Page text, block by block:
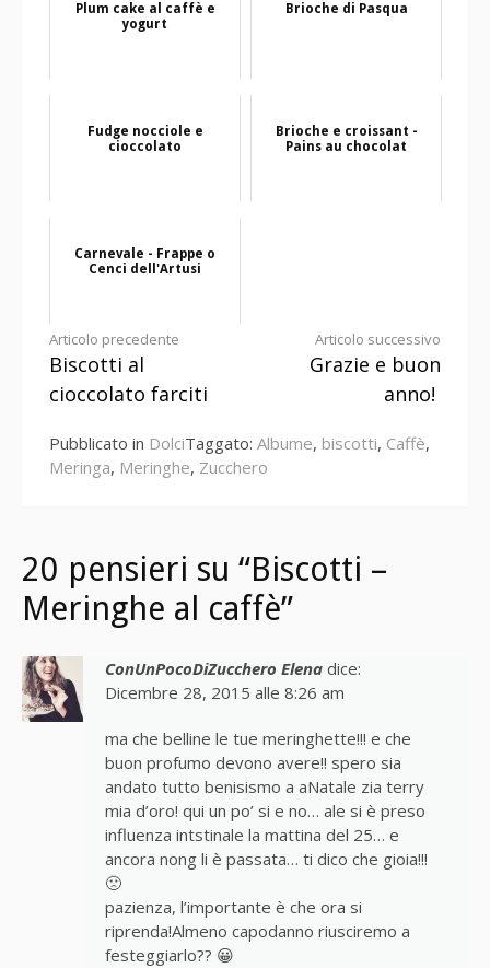
Plum cake al caffè e
yogurt
Brioche di Pasqua
Fudge nocciole e
cioccolato
Brioche e croissant -
Pains au chocolat
Carnevale - Frappe o
Cenci dell'Artusi
Continua
a
Articolo precedente
Biscotti al
cioccolato farciti
Articolo successivo
Grazie e buon
anno!
Pubblicato in DolciTaggato: Albume, biscotti, Caffè,
Meringa, Meringhe, Zucchero
20 pensieri su “Biscotti –
Meringhe al caffè”
ConUnPocoDiZucchero Elena dice:
Dicembre 28, 2015 alle 8:26 am
ma che belline le tue meringhette!!! e che
buon profumo devono avere!! spero sia
andato tutto benisismo a aNatale zia terry
mia d’oro! qui un po’ si e no… ale si è preso
influenza intstinale la mattina del 25… e
ancora nong li è passata… ti dico che gioia!!!
🙁
pazienza, l’importante è che ora si
riprenda!Almeno capodanno riusciremo a
festeggiarlo?? 😀